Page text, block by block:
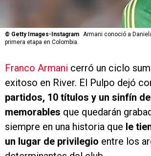
© Getty Images-Instagram Armani conoció a
primera etapa en Colombia.
Franco Armani cerró un ciclo
exitoso en River. El Pulpo dejó
partidos, 10 títulos y un sinfín
memorables que quedarán
siempre en una historia que le
un lugar de privilegio entre los